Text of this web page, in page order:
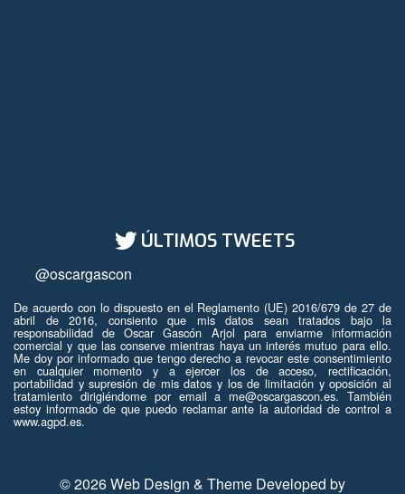
ÚLTIMOS TWEETS
@oscargascon
De acuerdo con lo dispuesto en el Reglamento (UE) 2016/679 de 27 de
abril de 2016, consiento que mis datos sean tratados bajo la
responsabilidad de Oscar Gascón Arjol para enviarme información
comercial y que las conserve mientras haya un interés mutuo para ello.
Me doy por informado que tengo derecho a revocar este consentimiento
en cualquier momento y a ejercer los de acceso, rectificación,
portabilidad y supresión de mis datos y los de limitación y oposición al
tratamiento dirigiéndome por email a me@oscargascon.es. También
estoy informado de que puedo reclamar ante la autoridad de control a
www.agpd.es.
© 2026 Web Design & Theme Developed by